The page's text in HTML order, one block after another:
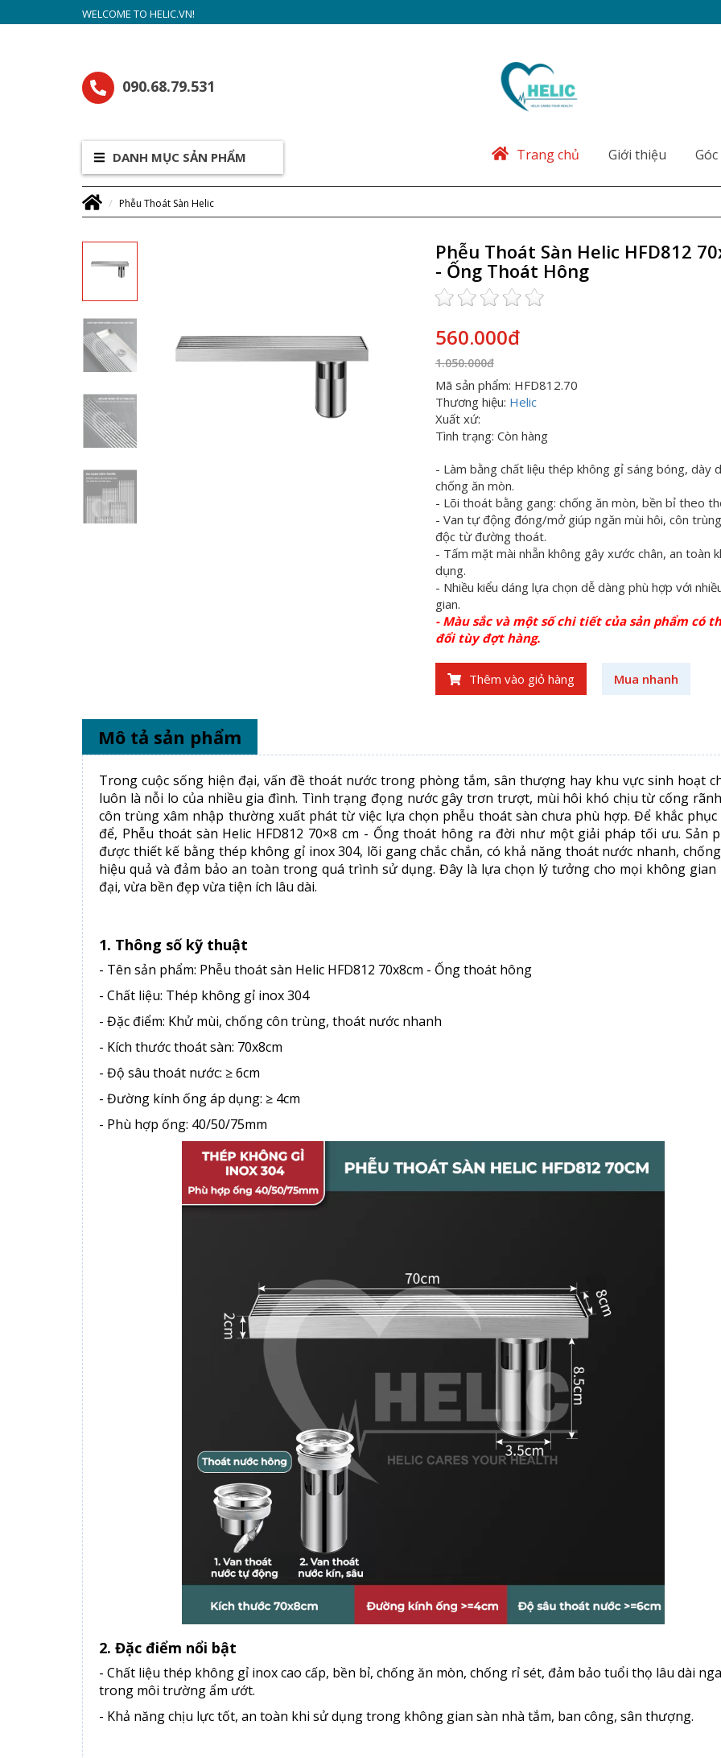
WELCOME TO HELIC.VN!
090.68.79.531
DANH MỤC SẢN PHẨM Trang chủ Giới thiệu
Phễu Thoát Sàn Helic
Phễu Thoát Sàn Helic HFD812
- Ống Thoát Hông
560.000đ
1.050.000đ
Mã sản phẩm: HFD812.70
Thương hiệu: Helic
Xuất xứ:
Tình trạng: Còn hàng
- Làm bằng chất liệu thép không gỉ sáng bóng, dày
chống ăn mòn.
- Lõi thoát bằng gang: chống ăn mòn, bền bỉ theo
- Van tự động đóng/mở giúp ngăn mùi hôi, côn
độc từ đường thoát.
- Tấm mặt mài nhẵn không gây xước chân, an toàn
dụng.
- Nhiều kiểu dáng lựa chọn dễ dàng phù hợp với
gian.
- Màu sắc và một số chi tiết của sản phẩm có
đổi tùy đợt hàng.
Thêm vào giỏ hàng Mua nhanh
Mô tả sản phẩm
Trong cuộc sống hiện đại, vấn đề thoát nước trong phòng tắm, sân thượng hay khu vực sinh hoạt
luôn là nỗi lo của nhiều gia đình. Tình trạng đọng nước gây trơn trượt, mùi hôi khó chịu từ cống
côn trùng xâm nhập thường xuất phát từ việc lựa chọn phễu thoát sàn chưa phù hợp. Để khắc
để, Phễu thoát sàn Helic HFD812 70×8 cm - Ống thoát hông ra đời như một giải pháp tối ưu. Sản
được thiết kế bằng thép không gỉ inox 304, lõi gang chắc chắn, có khả năng thoát nước nhanh,
hiệu quả và đảm bảo an toàn trong quá trình sử dụng. Đây là lựa chọn lý tưởng cho mọi không gian
đại, vừa bền đẹp vừa tiện ích lâu dài.
1. Thông số kỹ thuật
- Tên sản phẩm: Phễu thoát sàn Helic HFD812 70x8cm - Ống thoát hông
- Chất liệu: Thép không gỉ inox 304
- Đặc điểm: Khử mùi, chống côn trùng, thoát nước nhanh
- Kích thước thoát sàn: 70x8cm
- Độ sâu thoát nước: ≥ 6cm
- Đường kính ống áp dụng: ≥ 4cm
- Phù hợp ống: 40/50/75mm
2. Đặc điểm nổi bật
- Chất liệu thép không gỉ inox cao cấp, bền bỉ, chống ăn mòn, chống rỉ sét, đảm bảo tuổi thọ lâu dài
trong môi trường ẩm ướt.
- Khả năng chịu lực tốt, an toàn khi sử dụng trong không gian sàn nhà tắm, ban công, sân thượng.